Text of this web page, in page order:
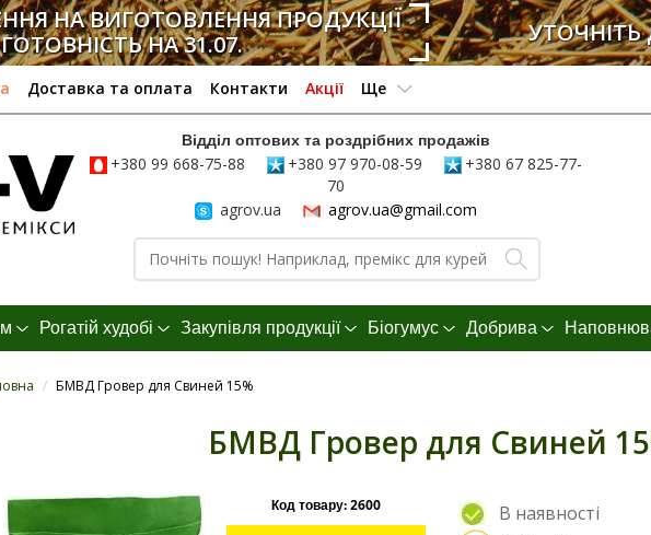
НА ВИГОТОВЛЕННЯ ПРОДУКЦІЇ
НА 31.07.
УТОЧНІТЬ
Доставка та оплата Контакти Акції Ще
Відділ оптових та роздрібних продажів
+380 99 668-75-88
+380 97 970-08-59
+380 67 825-77-
70
agrov.ua
agrov.ua@gmail.com
Рогатій худобі Закупівля продукції Біогумус Добрива
/ БМВД Гровер для Свиней 15%
БМВД Гровер для Свиней
Код товару:2600 В наявності